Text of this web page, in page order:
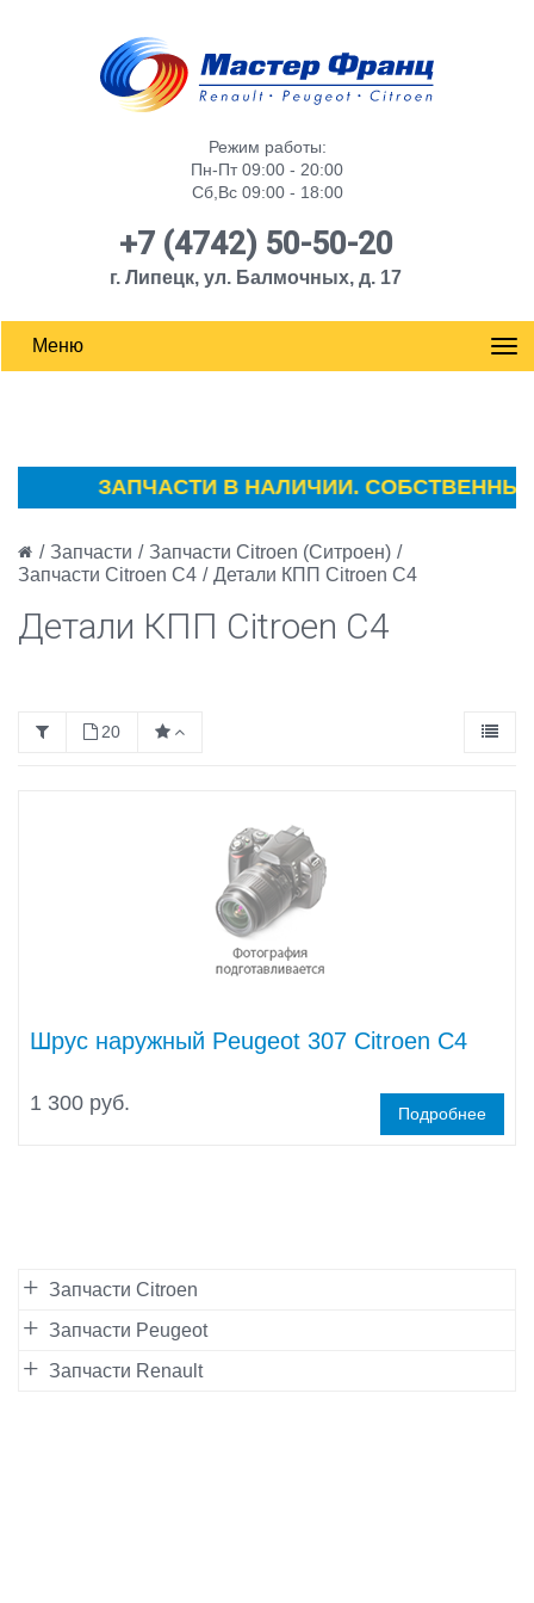
Режим работы:
Пн-Пт 09:00 - 20:00
Сб,Вс 09:00 - 18:00
+7 (4742) 50-50-20
г. Липецк, ул. Балмочных, д. 17
Меню
ЗАПЧАСТИ В НАЛИЧИИ. СОБСТВЕННЫЙ
/ Запчасти / Запчасти Citroen (Ситроен) /
Запчасти Citroen C4 / Детали КПП Citroen C4
Детали КПП Citroen C4
20
Шрус наружный Peugeot 307 Citroen C4
1 300 руб. Подробнее
Запчасти Citroen
Запчасти Peugeot
Запчасти Renault